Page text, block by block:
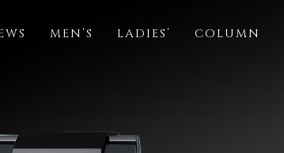
MEN’S LADIES’ COLUMN